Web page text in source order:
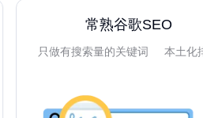
常熟谷歌SEO
只做有搜索量的关键词 本土化